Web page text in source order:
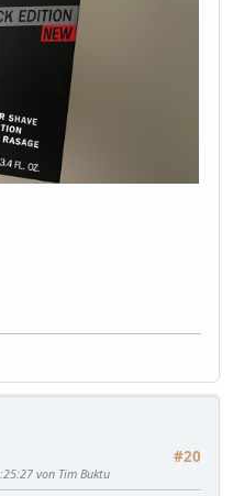
#20
von Tim Buktu